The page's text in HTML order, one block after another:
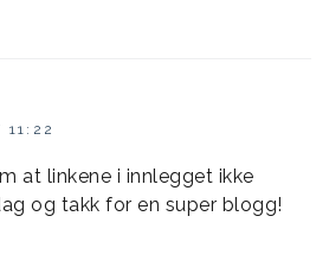
11:22
at linkene i innlegget ikke
og takk for en super blogg!